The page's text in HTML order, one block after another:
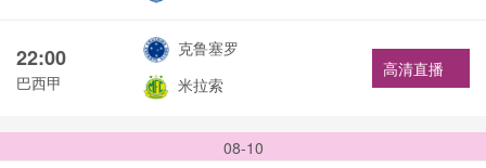
22:00
巴西甲
克鲁塞罗
米拉索
高清直播
08-10